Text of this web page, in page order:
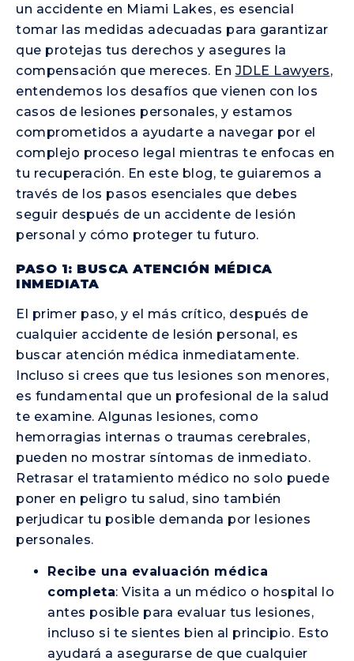
un accidente en Miami Lakes, es esencial
tomar las medidas adecuadas para garantizar
que protejas tus derechos y asegures la
compensación que mereces. En JDLE Lawyers,
entendemos los desafíos que vienen con los
casos de lesiones personales, y estamos
comprometidos a ayudarte a navegar por el
complejo proceso legal mientras te enfocas en
tu recuperación. En este blog, te guiaremos a
través de los pasos esenciales que debes
seguir después de un accidente de lesión
personal y cómo proteger tu futuro.
PASO 1: BUSCA ATENCIÓN MÉDICA
INMEDIATA
El primer paso, y el más crítico, después de
cualquier accidente de lesión personal, es
buscar atención médica inmediatamente.
Incluso si crees que tus lesiones son menores,
es fundamental que un profesional de la salud
te examine. Algunas lesiones, como
hemorragias internas o traumas cerebrales,
pueden no mostrar síntomas de inmediato.
Retrasar el tratamiento médico no solo puede
poner en peligro tu salud, sino también
perjudicar tu posible demanda por lesiones
personales.
Recibe una evaluación médica
completa: Visita a un médico o hospital lo
antes posible para evaluar tus lesiones,
incluso si te sientes bien al principio. Esto
ayudará a asegurarse de que cualquier